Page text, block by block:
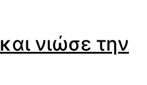
νιώσε την